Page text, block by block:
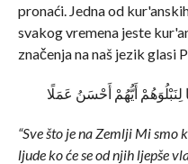
pronaći. Jedna od
svakog vremena jeste
značenja na naš jezik glasi
لِنَبْلُوَهُمْ أَيُّهُمْ أَحْسَنُ عَمَلًا
“Sve što je na Zemlji Mi
ljude ko će se od njih ljepše